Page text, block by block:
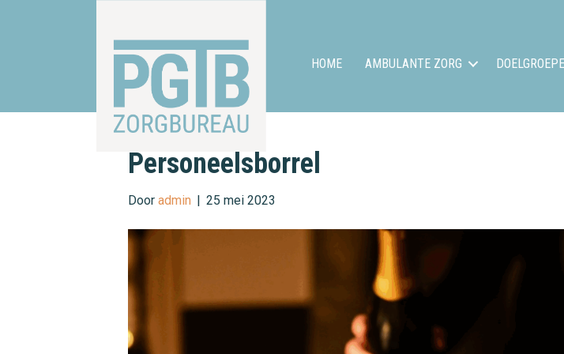
HOME AMBULANTE ZORG
Personeelsborrel
Door admin | 25 mei 2023